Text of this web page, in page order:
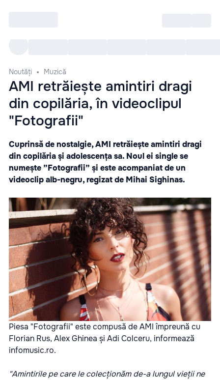
Noutăți Muzică
AMI retrăiește amintiri dragi
din copilăria, în videoclipul
"Fotografii"
Cuprinsă de nostalgie, AMI retrăiește amintiri dragi
din copilăria și adolescența sa. Noul ei single se
numește ”Fotografii” și este acompaniat de un
videoclip alb-negru, regizat de Mihai Sighinas.
Piesa "Fotografii" este compusă de AMI împreună cu
Florian Rus, Alex Ghinea și Adi Colceru, informează
infomusic.ro.
"Amintirile pe care le colecționăm de-a lungul vieții ne